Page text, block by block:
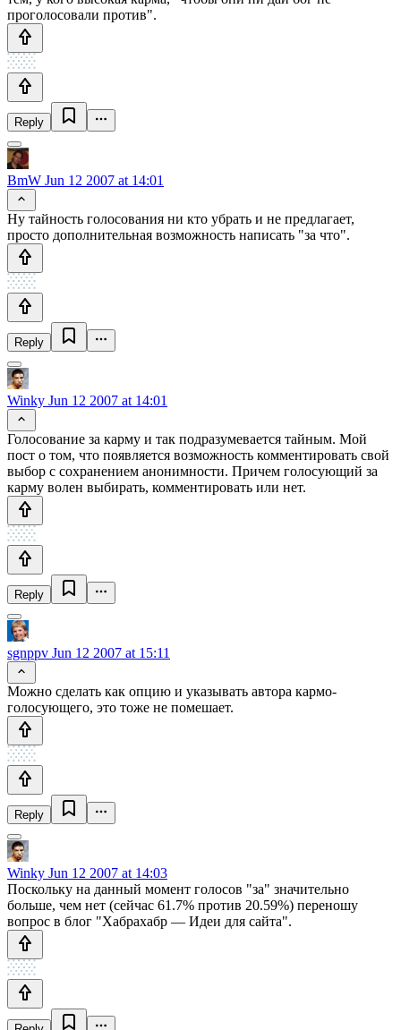
проголосовали против".
Reply
BmW Jun 12 2007 at 14:01
Ну тайность голосования ни кто убрать и не предлагает,
просто дополнительная возможность написать "за что".
Reply
Winky Jun 12 2007 at 14:01
Голосование за карму и так подразумевается тайным. Мой
пост о том, что появляется возможность комментировать свой
выбор с сохранением анонимности. Причем голосующий за
карму волен выбирать, комментировать или нет.
Reply
sgnppv Jun 12 2007 at 15:11
Можно сделать как опцию и указывать автора кармо-
голосующего, это тоже не помешает.
Reply
Winky Jun 12 2007 at 14:03
Поскольку на данный момент голосов "за" значительно
больше, чем нет (сейчас 61.7% против 20.59%) переношу
вопрос в блог "Хабрахабр — Идеи для сайта".